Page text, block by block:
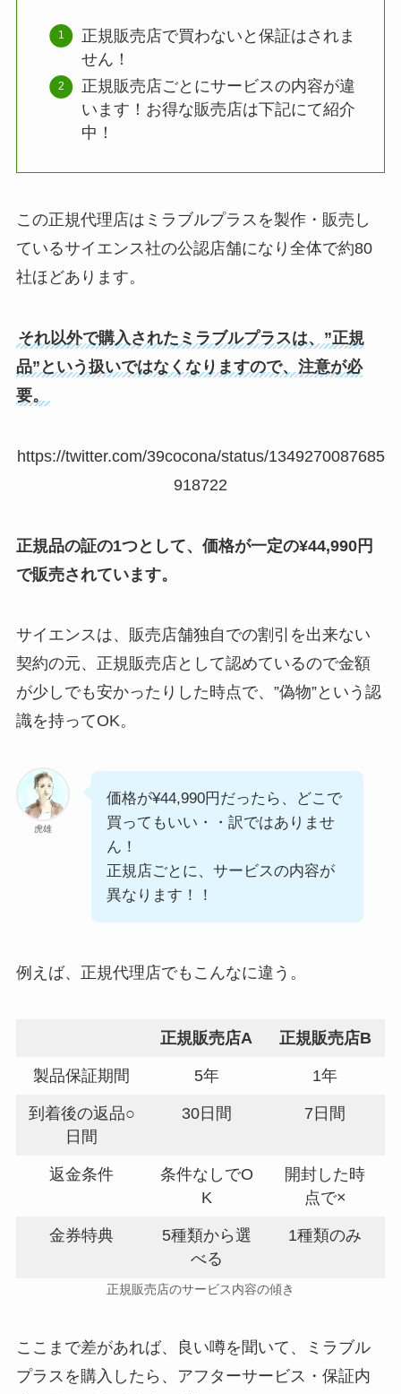
正規販売店で買わないと保証はされま
せん！
正規販売店ごとにサービスの内容が違
います！お得な販売店は下記にて紹介
中！
この正規代理店はミラブルプラスを製作・販売し
ているサイエンス社の公認店舗になり全体で約80
社ほどあります。
それ以外で購入されたミラブルプラスは、”正規
品”という扱いではなくなりますので、注意が必
要。
https://twitter.com/39cocona/status/1349270087685
918722
正規品の証の1つとして、価格が一定の¥44,990円
で販売されています。
サイエンスは、販売店舗独自での割引を出来ない
契約の元、正規販売店として認めているので金額
が少しでも安かったりした時点で、”偽物”という認
識を持ってOK。
虎雄
価格が¥44,990円だったら、どこで
買ってもいい・・訳ではありませ
ん！
正規店ごとに、サービスの内容が
異なります！！
例えば、正規代理店でもこんなに違う。
正規販売店A 正規販売店B
製品保証期間 5年 1年
到着後の返品○
日間
30日間 7日間
返金条件
条件なしでO
K
開封した時
点で×
金券特典
5種類から選
べる
1種類のみ
正規販売店のサービス内容の傾き
ここまで差があれば、良い噂を聞いて、ミラブル
プラスを購入したら、アフターサービス・保証内